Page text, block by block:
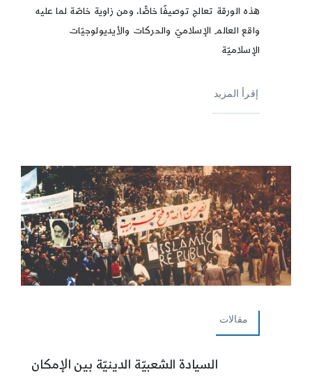
هذه الورقة تعالج توصيفًا خاصًّا، ومن زاوية خاصّة لما عليه
واقع العالم الإسلاميّ والحركات والأيديولوجيّات
الإسلاميّة
إقرأ المزيد
مقالات
السيادة الشعبيّة الدينيّة بين الإمكان